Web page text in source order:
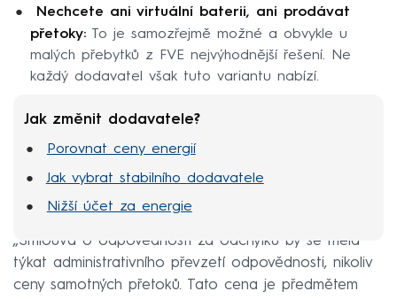
Nechcete ani virtuální baterii, ani prodávat
přetoky:To je samozřejmě možné a obvykle u
malých přebytků z FVE nejvýhodnější řešení. Ne
každý dodavatel však tuto variantu nabízí.
Jak změnit dodavatele?
Porovnat ceny energií
Jak vybrat stabilního dodavatele
Nižší účet za energie
„Smlouva o odpovědnosti za odchylku by se měla
týkat administrativního převzetí odpovědnosti, nikoliv
ceny samotných přetoků. Tato cena je předmětem